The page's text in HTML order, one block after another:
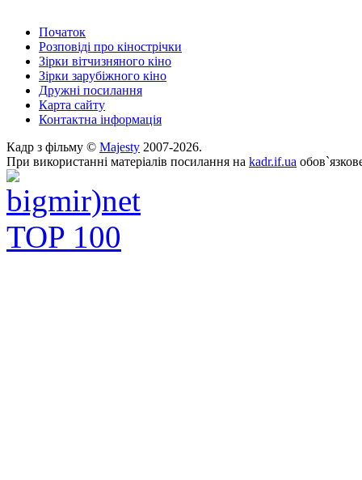
Початок
Розповіді про кінострічки
Зірки вітчизняного кіно
Зірки зарубіжного кіно
Дружні посилання
Карта сайту
Контактна інформація
Кадр з фільму © Majesty 2007-2026.
При використанні матеріалів посилання на kadr.if.ua